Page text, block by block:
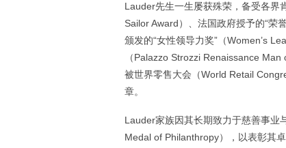
Lauder先生一生屡获殊荣，备受各界
Sailor Award）、法国政府授予的“荣
颁发的“女性领导力奖”（Women’s
（Palazzo Strozzi Renaissance
被世界零售大会（World Retail
章。
Lauder家族因其长期致力于慈善事业
Medal of Philanthropy），以表彰其